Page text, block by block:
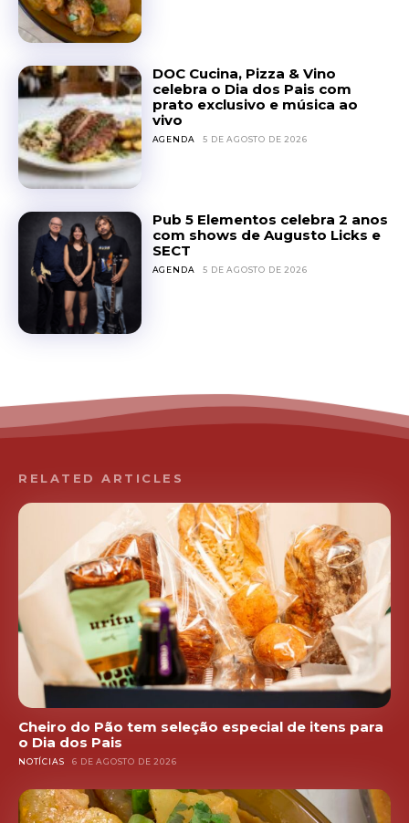
DOC Cucina, Pizza & Vino
celebra o Dia dos Pais com
prato exclusivo e música ao
vivo
AGENDA 5 DE AGOSTO DE 2026
Pub 5 Elementos celebra 2 anos
com shows de Augusto Licks e
SECT
AGENDA 5 DE AGOSTO DE 2026
RELATED ARTICLES
Cheiro do Pão tem seleção especial de itens para
o Dia dos Pais
NOTÍCIAS 6 DE AGOSTO DE 2026